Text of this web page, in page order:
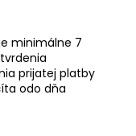
minimálne 7
prijatej platby
odo dňa